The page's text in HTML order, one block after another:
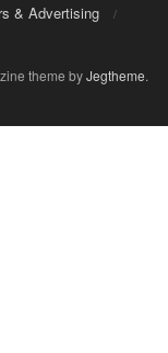
& Advertising
theme byJegtheme.